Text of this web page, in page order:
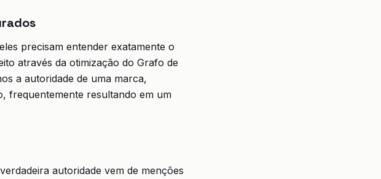
precisam entender exatamente o
através da otimização do Grafo de
a autoridade de uma marca,
frequentemente resultando em um
autoridade vem de menções